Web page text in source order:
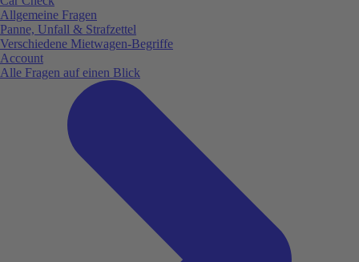
Allgemeine Fragen
Panne, Unfall & Strafzettel
Verschiedene Mietwagen-Begriffe
Account
Alle Fragen auf einen Blick